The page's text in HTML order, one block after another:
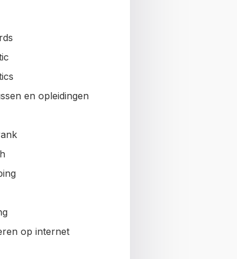
en opleidingen
op internet